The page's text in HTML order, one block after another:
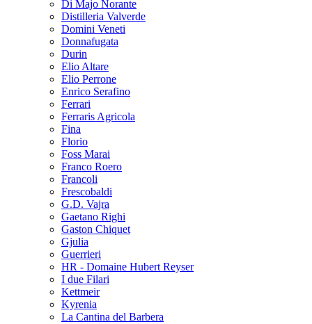
Di Majo Norante
Distilleria Valverde
Domini Veneti
Donnafugata
Durin
Elio Altare
Elio Perrone
Enrico Serafino
Ferrari
Ferraris Agricola
Fina
Florio
Foss Marai
Franco Roero
Francoli
Frescobaldi
G.D. Vajra
Gaetano Righi
Gaston Chiquet
Gjulia
Guerrieri
HR - Domaine Hubert Reyser
I due Filari
Kettmeir
Kyrenia
La Cantina del Barbera